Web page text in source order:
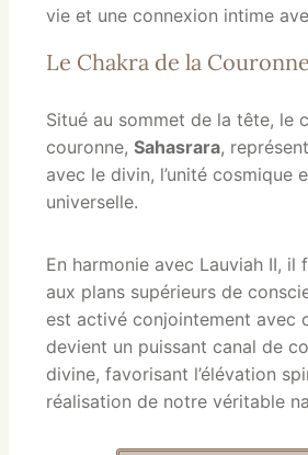
vie et une connexion intime
Le Chakra de la Couronne
Situé au sommet de la tête, le
couronne, Sahasrara,
avec le divin, l’unité cosmique
universelle.
En harmonie avec Lauviah II, il
aux plans supérieurs de
est activé conjointement avec
devient un puissant canal de
divine, favorisant l’élévation
réalisation de notre véritable